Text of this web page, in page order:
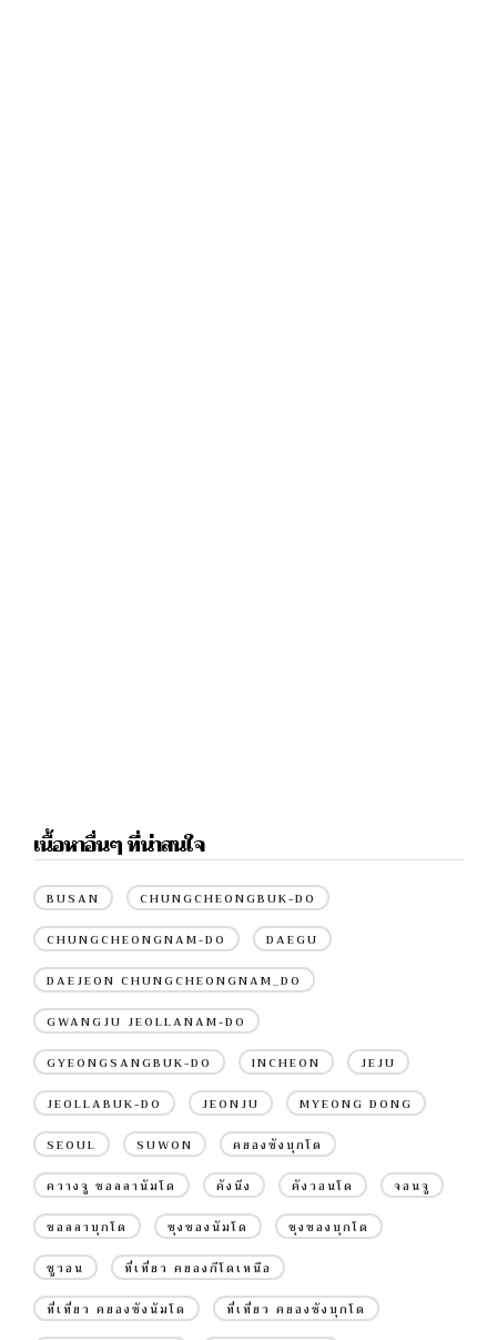
เนื้อหาอื่นๆ ที่น่าสนใจ
BUSAN CHUNGCHEONGBUK-DO
CHUNGCHEONGNAM-DO DAEGU
DAEJEON CHUNGCHEONGNAM_DO
GWANGJU JEOLLANAM-DO
GYEONGSANGBUK-DO INCHEON JEJU
JEOLLABUK-DO JEONJU MYEONG DONG
SEOUL SUWON คยองซังบุกโด
ควางจู ชอลลานัมโด คังนึง คังวอนโด จอนจู
ชอลลาบุกโด ชุงชองนัมโด ชุงชองบุกโด
ซูวอน ที่เที่ยว คยองกีโดเหนือ
ที่เที่ยว คยองซังนัมโด ที่เที่ยว คยองซังบุกโด